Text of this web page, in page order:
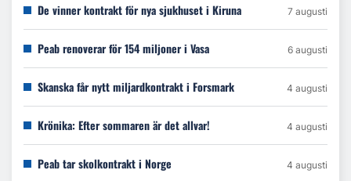
De vinner kontrakt för nya sjukhuset i Kiruna 7 augusti
Peab renoverar för 154 miljoner i Vasa 6 augusti
Skanska får nytt miljardkontrakt i Forsmark 4 augusti
Krönika: Efter sommaren är det allvar! 4 augusti
Peab tar skolkontrakt i Norge 4 augusti